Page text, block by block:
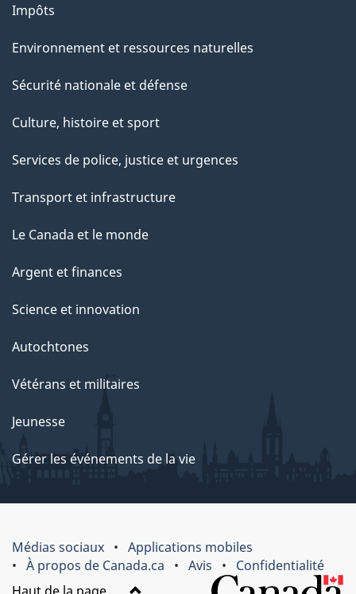
Impôts
Environnement et ressources naturelles
Sécurité nationale et défense
Culture, histoire et sport
Services de police, justice et urgences
Transport et infrastructure
Le Canada et le monde
Argent et finances
Science et innovation
Autochtones
Vétérans et militaires
Jeunesse
Gérer les événements de la vie
Médias sociaux
Applications mobiles
À propos de Canada.ca
Avis
Confidentialité